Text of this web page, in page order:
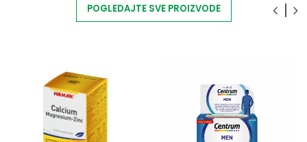
POGLEDAJTE SVE PROIZVODE